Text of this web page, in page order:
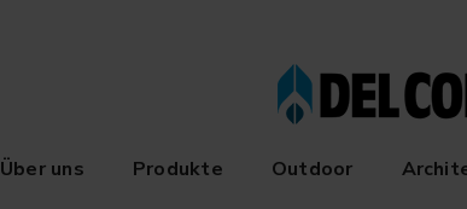
Über uns Produkte Outdoor